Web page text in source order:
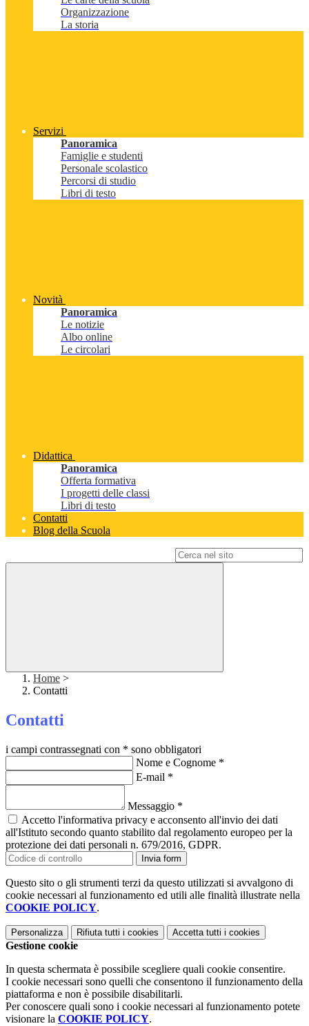
Organizzazione
La storia
Servizi
Panoramica
Famiglie e studenti
Personale scolastico
Percorsi di studio
Libri di testo
Novità
Panoramica
Le notizie
Albo online
Le circolari
Didattica
Panoramica
Offerta formativa
I progetti delle classi
Libri di testo
Contatti
Blog della Scuola
Home >
Contatti
Contatti
i campi contrassegnati con * sono obbligatori
Nome e Cognome *
E-mail *
Messaggio *
Accetto l'informativa privacy e acconsento all'invio dei dati
all'Istituto secondo quanto stabilito dal regolamento europeo per la
protezione dei dati personali n. 679/2016, GDPR.
Invia form
Questo sito o gli strumenti terzi da questo utilizzati si avvalgono di
cookie necessari al funzionamento ed utili alle finalità illustrate nella
COOKIE POLICY.
Personalizza Rifiuta tutti i cookies Accetta tutti i cookies
Gestione cookie
In questa schermata è possibile scegliere quali cookie consentire.
I cookie necessari sono quelli che consentono il funzionamento della
piattaforma e non è possibile disabilitarli.
Per conoscere quali sono i cookie necessari al funzionamento potete
visionare la COOKIE POLICY.